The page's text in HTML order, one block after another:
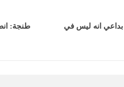
بداعي انه ليس في
طنجة: